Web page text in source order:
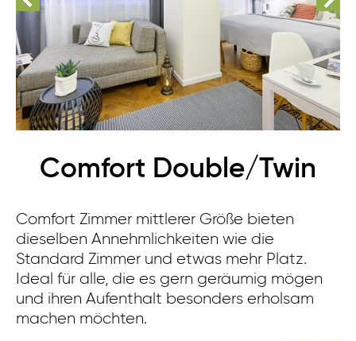
Comfort Double/Twin
Comfort Zimmer mittlerer Größe bieten
dieselben Annehmlichkeiten wie die
Standard Zimmer und etwas mehr Platz.
Ideal für alle, die es gern geräumig mögen
und ihren Aufenthalt besonders erholsam
machen möchten.